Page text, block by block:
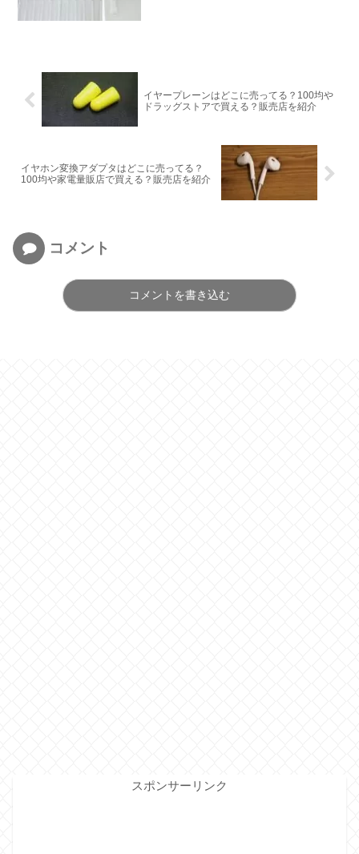
イヤープレーンはどこに売ってる？100均や
ドラッグストアで買える？販売店を紹介
イヤホン変換アダプタはどこに売ってる？
100均や家電量販店で買える？販売店を紹介
コメント
コメントを書き込む
スポンサーリンク